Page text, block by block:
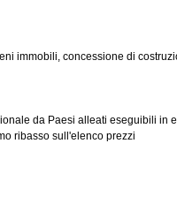
immobili, concessione di
da Paesi alleati eseguibili in
ribasso sull'elenco prezzi